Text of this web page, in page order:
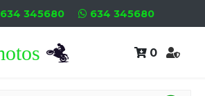
634 345680 634 345680
0